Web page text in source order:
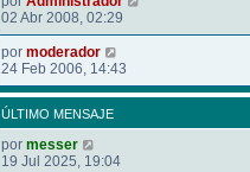
02 Abr 2008, 02:29
por moderador
24 Feb 2006, 14:43
ÚLTIMO MENSAJE
por messer
19 Jul 2025, 19:04